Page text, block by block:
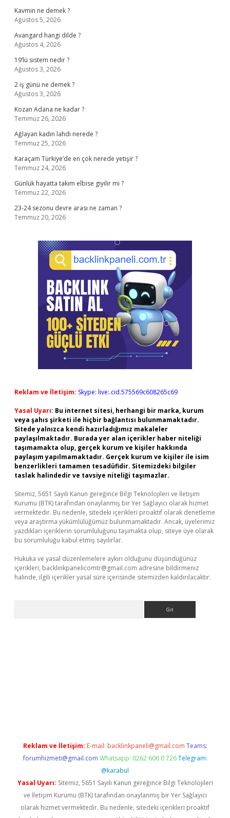
Kavmin ne demek ?
Ağustos 5, 2026
Avangard hangi dilde ?
Ağustos 4, 2026
19’lü sistem nedir ?
Ağustos 3, 2026
2 iş günü ne demek ?
Ağustos 3, 2026
Kozan Adana ne kadar ?
Temmuz 26, 2026
Ağlayan kadın lahdi nerede ?
Temmuz 25, 2026
Karaçam Türkiye’de en çok nerede yetişir ?
Temmuz 24, 2026
Günlük hayatta takım elbise giyilir mi ?
Temmuz 22, 2026
23-24 sezonu devre arası ne zaman ?
Temmuz 20, 2026
Reklam ve İletişim: Skype: live:.cid.575569c608265c69
Yasal Uyarı: Bu internet sitesi, herhangi bir marka, kurum
veya şahıs şirketi ile hiçbir bağlantısı bulunmamaktadır.
Sitede yalnızca kendi hazırladığımız makaleler
paylaşılmaktadır. Burada yer alan içerikler haber niteliği
taşımamakta olup, gerçek kurum ve kişiler hakkında
paylaşım yapılmamaktadır. Gerçek kurum ve kişiler ile isim
benzerlikleri tamamen tesadüfidir. Sitemizdeki bilgiler
taslak halindedir ve tavsiye niteliği taşımazlar.
Sitemiz, 5651 Sayılı Kanun gereğince Bilgi Teknolojileri ve İletişim
Kurumu (BTK) tarafından onaylanmış bir Yer Sağlayıcı olarak hizmet
vermektedir. Bu nedenle, sitedeki içerikleri proaktif olarak denetleme
veya araştırma yükümlülüğümüz bulunmamaktadır. Ancak, üyelerimiz
yazdıkları içeriklerin sorumluluğunu taşımakta olup, siteye üye olarak
bu sorumluluğu kabul etmiş sayılırlar.
Hukuka ve yasal düzenlemelere aykırı olduğunu düşündüğünüz
içerikleri, backlinkpanelicomtr@gmail.com adresine bildirmeniz
halinde, ilgili içerikler yasal süre içerisinde sitemizden kaldırılacaktır.
Reklam ve İletişim: E-mail: backlinkpaneli@gmail.com Teams:
forumhizmeti@gmail.com Whatsapp: 0262 606 0 726 Telegram:
@karabul
Yasal Uyarı: Sitemiz, 5651 Sayılı Kanun gereğince Bilgi Teknolojileri
ve İletişim Kurumu (BTK) tarafından onaylanmış bir Yer Sağlayıcı
olarak hizmet vermektedir. Bu nedenle, sitedeki içerikleri proaktif